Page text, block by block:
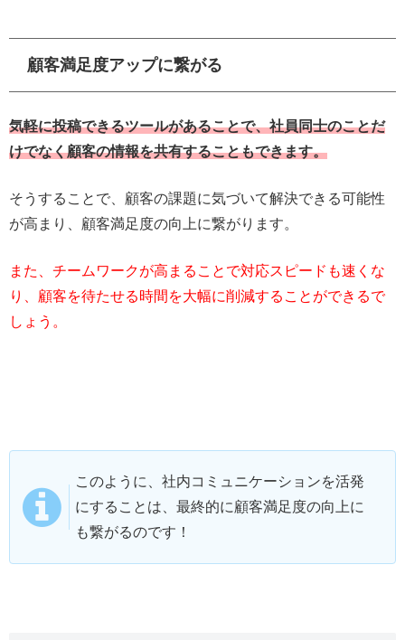
顧客満足度アップに繋がる
気軽に投稿できるツールがあることで、社員同士のことだ
けでなく顧客の情報を共有することもできます。
そうすることで、顧客の課題に気づいて解決できる可能性
が高まり、顧客満足度の向上に繋がります。
また、チームワークが高まることで対応スピードも速くな
り、顧客を待たせる時間を大幅に削減することができるで
しょう。
このように、社内コミュニケーションを活発
にすることは、最終的に顧客満足度の向上に
も繋がるのです！